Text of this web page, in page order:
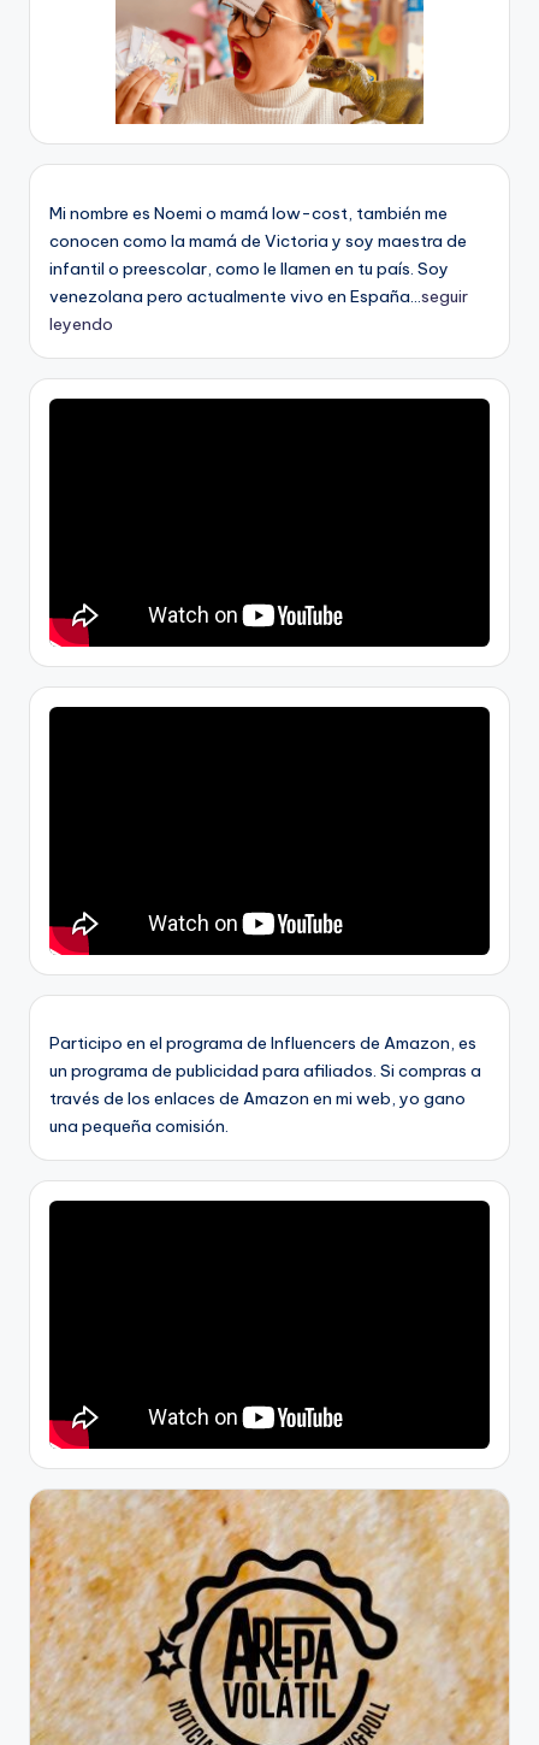
Mi nombre es Noemi o mamá low-cost, también me
conocen como la mamá de Victoria y soy maestra de
infantil o preescolar, como le llamen en tu país. Soy
venezolana pero actualmente vivo en España...seguir
leyendo
Participo en el programa de Influencers de Amazon, es
un programa de publicidad para afiliados. Si compras a
través de los enlaces de Amazon en mi web, yo gano
una pequeña comisión.